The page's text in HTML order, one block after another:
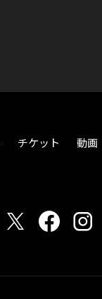
チケット
動画